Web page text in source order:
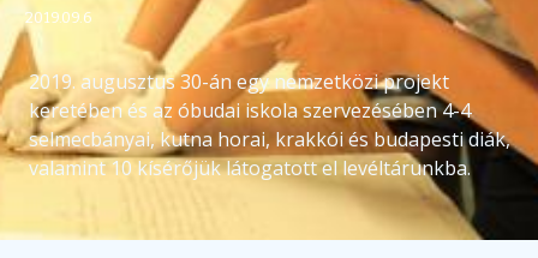
2019.09.6
2019. augusztus 30-án egy nemzetközi projekt
keretében és az óbudai iskola szervezésében 4-4
selmecbányai, kutna horai, krakkói és budapesti diák,
valamint 10 kísérőjük látogatott el levéltárunkba.